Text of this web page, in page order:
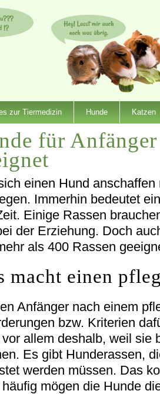
zur Tiermedizin Hunde Katzen
für
einen Hund
Immerhin bedeutet
Einige Rassen
der Erziehung. Doch
als 400 Rassen
macht einen
Anfänger nach einem
bzw. Kriterien
allem deshalb, weil sie
Es gibt Hunderassen,
werden müssen. Das
mögen die Hunde